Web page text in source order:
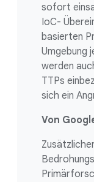
sofort
IoC-
basierten
Umgebung
werden
TTPs
sich ein
Von